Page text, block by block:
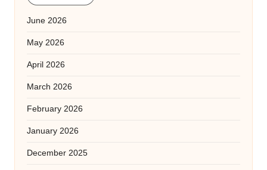
June 2026
May 2026
April 2026
March 2026
February 2026
January 2026
December 2025